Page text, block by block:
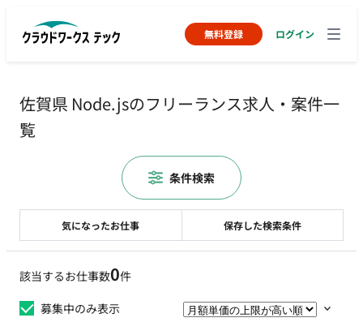
無料登録 ログイン
佐賀県 Node.jsのフリーランス求人・案件一
覧
該当するお仕事数0件
募集中のみ表示
気になったお仕事 保存した検索条件
条件検索